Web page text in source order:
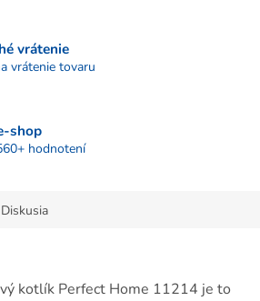
vrátenie
vrátenie tovaru
shop
hodnotení
Diskusia
kotlík Perfect Home 11214 je to